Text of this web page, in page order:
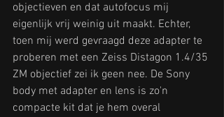
objectieven en dat autofocus mij
eigenlijk vrij weinig uit maakt. Echter,
toen mij werd gevraagd deze adapter te
proberen met een Zeiss Distagon 1.4/35
ZM objectief zei ik geen nee. De Sony
body met adapter en lens is zo'n
compacte kit dat je hem overal